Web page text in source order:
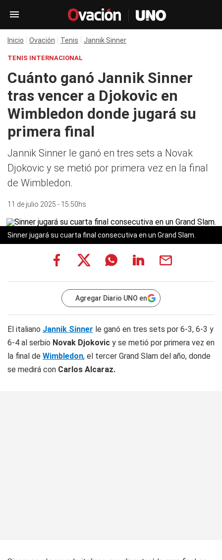
Inicio Ovación Tenis Jannik Sinner
TENIS INTERNACIONAL
Cuánto ganó Jannik Sinner
tras vencer a Djokovic en
Wimbledon donde jugará su
primera final
Jannik Sinner le ganó en tres sets a Novak
Djokovic y se metió por primera vez en la final
de Wimbledon.
11 de julio 2025 - 15:50hs
Sinner jugará su cuarta final consecutiva en un Grand Slam.
Agregar Diario UNO en
El italiano Jannik Sinner le ganó en tres sets por 6-3, 6-3 y
6-4 al serbio Novak Djokovic y se metió por primera vez en
la final de Wimbledon, el tercer Grand Slam del año, donde
se medirá con Carlos Alcaraz.